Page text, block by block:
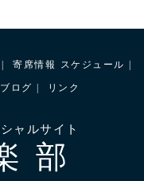
寄席情報 スケジュール
ブログ リンク
ャルサイト
部